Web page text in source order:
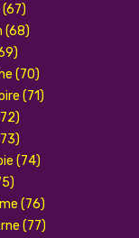
(67)
(68)
(70)
(71)
(74)
(76)
(77)